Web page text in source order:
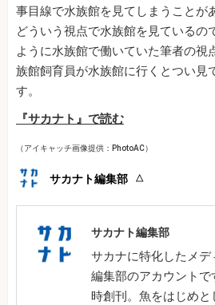
事目線で水族館を見てしまうことが
どういう視点で水族館を見ているの
ように水族館で働いていた筆者の視
族館飼育員が水族館に行くとつい見
す。
『サカナト』で読む
（アイキャッチ画像提供：PhotoAC）
サカナト編集部
サカナト編集部
サカナに特化したメデ
編集部のアカウントで
時創刊。魚をはじめ